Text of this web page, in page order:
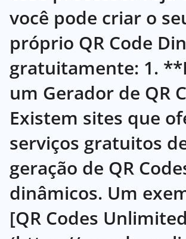
você pode criar o
próprio QR Code
gratuitamente: 1.
um Gerador de QR
Existem sites que
serviços gratuitos
geração de QR
dinâmicos. Um
[QR Codes